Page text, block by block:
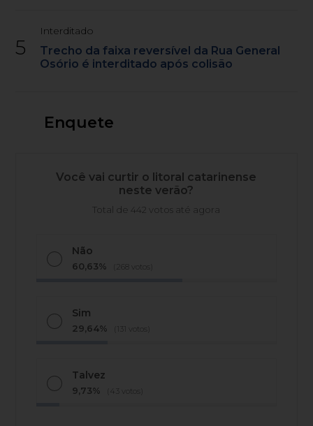
5
Interditado
Trecho da faixa reversível da Rua General
Osório é interditado após colisão
Enquete
Você vai curtir o litoral catarinense
neste verão?
Total de 442 votos até agora
Não
60,63% (268 votos)
Sim
29,64% (131 votos)
Talvez
9,73% (43 votos)